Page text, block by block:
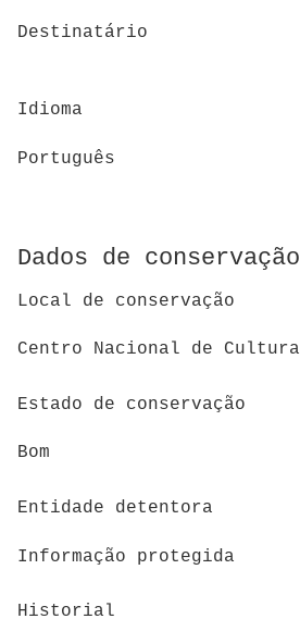
Destinatário
Idioma
Português
Dados de conservação
Local de conservação
Centro Nacional de Cultura
Estado de conservação
Bom
Entidade detentora
Informação protegida
Historial